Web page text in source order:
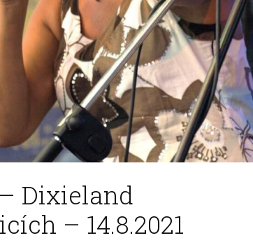
Dixieland
– 14.8.2021